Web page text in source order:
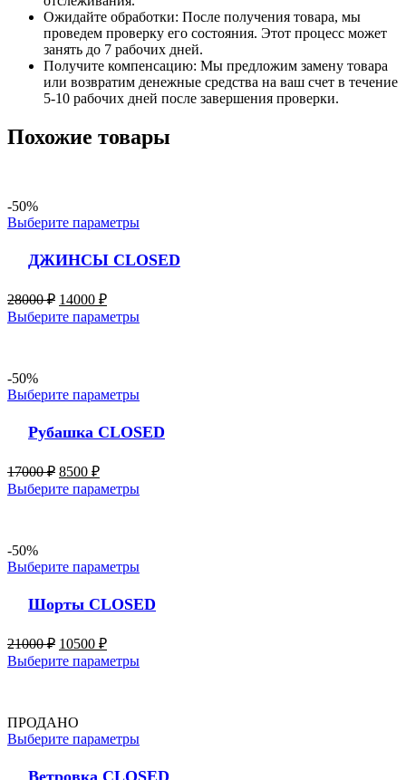
Ожидайте обработки: После получения товара, мы
проведем проверку его состояния. Этот процесс может
занять до 7 рабочих дней.
Получите компенсацию: Мы предложим замену товара
или возвратим денежные средства на ваш счет в течение
5-10 рабочих дней после завершения проверки.
Похожие товары
-50%
Выберите параметры
ДЖИНСЫ CLOSED
28000₽ 14000 ₽
Выберите параметры
-50%
Выберите параметры
Рубашка CLOSED
17000₽ 8500 ₽
Выберите параметры
-50%
Выберите параметры
Шорты CLOSED
21000₽ 10500 ₽
Выберите параметры
ПРОДАНО
Выберите параметры